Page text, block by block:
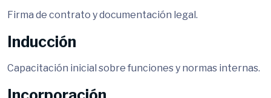
Firma de contrato y documentación legal.
Inducción
Capacitación inicial sobre funciones y normas internas.